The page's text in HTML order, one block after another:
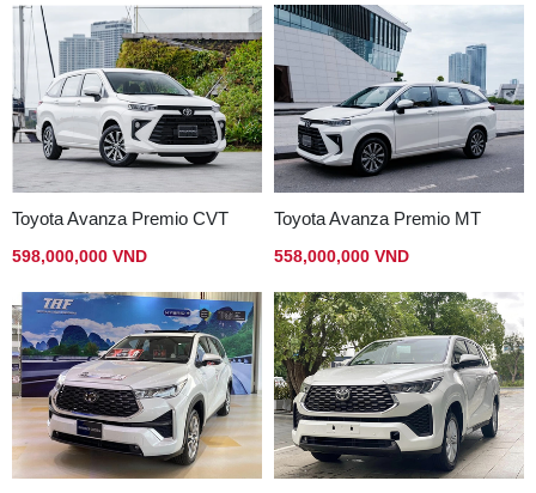
Toyota Avanza Premio CVT
598,000,000 VND
Toyota Avanza Premio MT
558,000,000 VND